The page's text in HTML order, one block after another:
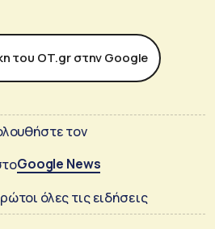
του ΟΤ.gr στην Google
τον
Google News
όλες τις ειδήσεις